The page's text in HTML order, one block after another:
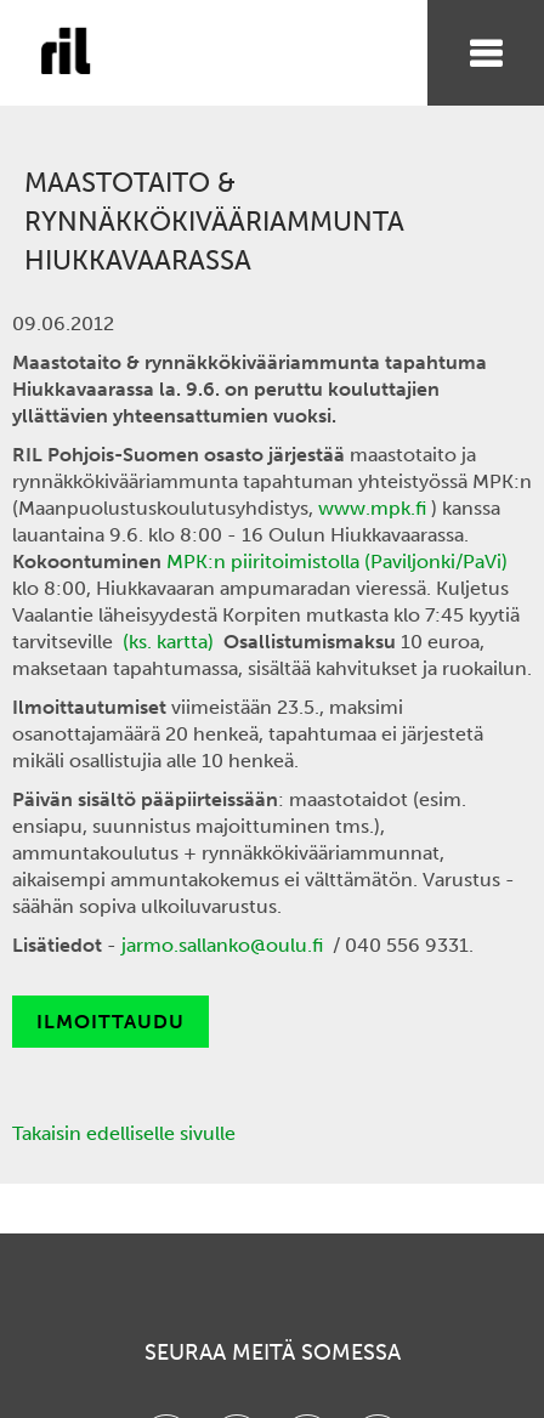
MAASTOTAITO &
RYNNÄKKÖKIVÄÄRIAMMUNTA
HIUKKAVAARASSA
09.06.2012
Maastotaito & rynnäkkökivääriammunta tapahtuma
Hiukkavaarassa la. 9.6. on peruttu kouluttajien
yllättävien yhteensattumien vuoksi.
RIL Pohjois-Suomen osasto järjestää maastotaito ja
rynnäkkökivääriammunta tapahtuman yhteistyössä MPK:n
(Maanpuolustuskoulutusyhdistys, www.mpk.fi ) kanssa
lauantaina 9.6. klo 8:00 - 16 Oulun Hiukkavaarassa.
Kokoontuminen MPK:n piiritoimistolla (Paviljonki/PaVi)
klo 8:00, Hiukkavaaran ampumaradan vieressä. Kuljetus
Vaalantie läheisyydestä Korpiten mutkasta klo 7:45 kyytiä
tarvitseville (ks. kartta) Osallistumismaksu 10 euroa,
maksetaan tapahtumassa, sisältää kahvitukset ja ruokailun.
Ilmoittautumiset viimeistään 23.5., maksimi
osanottajamäärä 20 henkeä, tapahtumaa ei järjestetä
mikäli osallistujia alle 10 henkeä.
Päivän sisältö pääpiirteissään: maastotaidot (esim.
ensiapu, suunnistus majoittuminen tms.),
ammuntakoulutus + rynnäkkökivääriammunnat,
aikaisempi ammuntakokemus ei välttämätön. Varustus -
säähän sopiva ulkoiluvarustus.
Lisätiedot - jarmo.sallanko@oulu.fi / 040 556 9331.
ILMOITTAUDU
Takaisin edelliselle sivulle
SEURAA MEITÄ SOMESSA